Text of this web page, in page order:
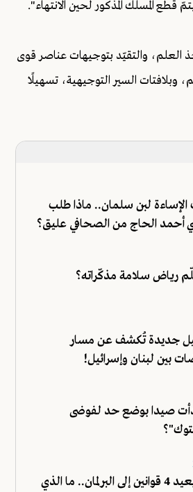
العلم، والتقيّد بتوجيهات عناصر قوى
وبلافتات السير التوجيهية، تسهيلًا
لبن سلمان.. ماذا طلب
أحمد الحاج من الصحافي عليق؟
رياض سلامة مذكّراته؟
جديدة تُكشف عن مسار
بين لبنان وإسرائيل!
صيدا بوضع حد لفوضى
عون يعيد 4 قوانين إلى البرلمان.. ما الذي